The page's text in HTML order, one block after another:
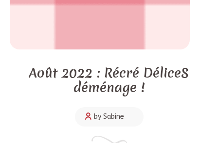
Août 2022 : Récré DéliceS
déménage !
by Sabine